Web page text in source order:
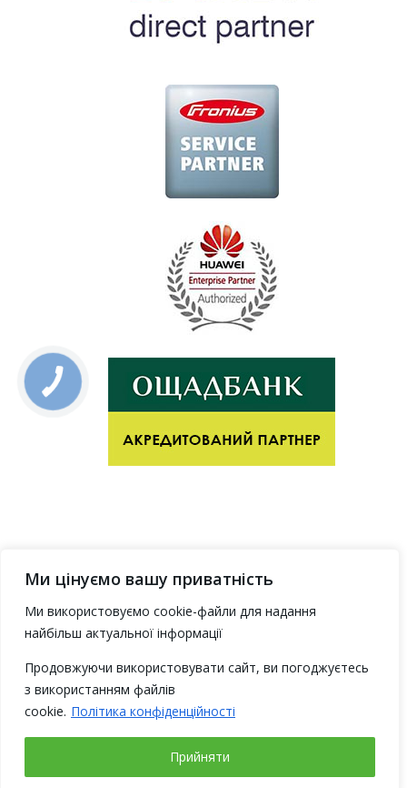
Ми цінуємо вашу приватність
Ми використовуємо cookie-файли для надання
найбільш актуальної інформації
Продовжуючи використовувати сайт, ви погоджуєтесь
з використанням файлів
cookie. Політика конфіденційності
Прийняти